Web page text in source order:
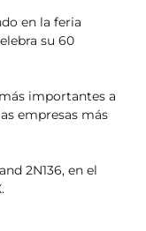
en la feria
su 60
importantes a
empresas más
2N136, en el